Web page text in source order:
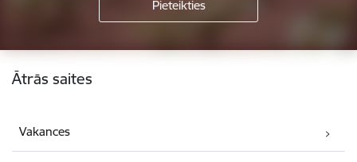
Kājene
Ātrās saites
Vakances